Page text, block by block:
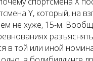
Y, который, на
не хуже, 15-м.
в той или иной